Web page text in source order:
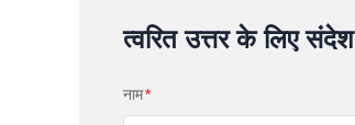
त्वरित उत्तर के लिए संदेश
नाम*